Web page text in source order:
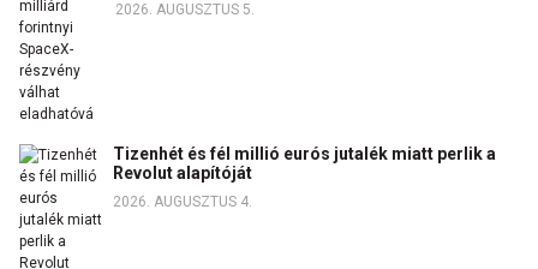
2026. AUGUSZTUS 5.
Tizenhét és fél millió eurós jutalék miatt perlik a
Revolut alapítóját
2026. AUGUSZTUS 4.